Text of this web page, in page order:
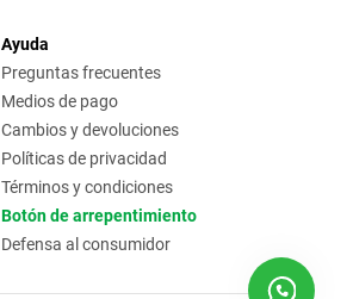
Ayuda
Preguntas frecuentes
Medios de pago
Cambios y devoluciones
Políticas de privacidad
Términos y condiciones
Botón de arrepentimiento
Defensa al consumidor